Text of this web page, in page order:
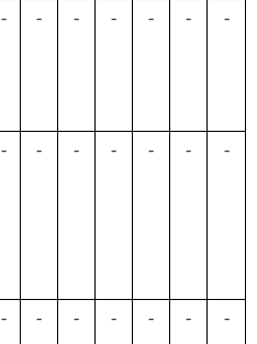
- - - - - - -
- - - - - - -
- - - - - - -